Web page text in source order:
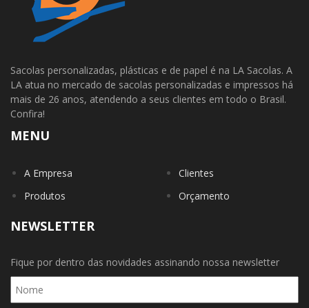
Sacolas personalizadas, plásticas e de papel é na LA Sacolas. A
LA atua no mercado de sacolas personalizadas e impressos há
mais de 26 anos, atendendo a seus clientes em todo o Brasil.
Confira!
MENU
A Empresa
Produtos
Clientes
Orçamento
NEWSLETTER
Fique por dentro das novidades assinando nossa newsletter